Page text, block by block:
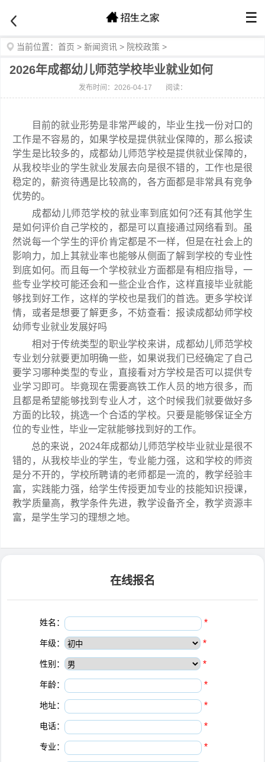
☰
当前位置： 首页 > 新闻资讯 > 院校政策 >
2026年成都幼儿师范学校毕业就业如何
发布时间：2026-04-17 阅读：
目前的就业形势是非常严峻的，毕业生找一份对口的
工作是不容易的，如果学校是提供就业保障的，那么报读
学生是比较多的，成都幼儿师范学校是提供就业保障的，
从我校毕业的学生就业发展去向是很不错的，工作也是很
稳定的，薪资待遇是比较高的，各方面都是非常具有竞争
优势的。
成都幼儿师范学校的就业率到底如何?还有其他学生
是如何评价自己学校的，都是可以直接通过网络看到。虽
然说每一个学生的评价肯定都是不一样，但是在社会上的
影响力，加上其就业率也能够从侧面了解到学校的专业性
到底如何。而且每一个学校就业方面都是有相应指导，一
些专业学校可能还会和一些企业合作，这样直接毕业就能
够找到好工作，这样的学校也是我们的首选。更多学校详
情，或者是想要了解更多，不妨查看：报读成都幼师学校
幼师专业就业发展好吗
相对于传统类型的职业学校来讲，成都幼儿师范学校
专业划分就要更加明确一些，如果说我们已经确定了自己
要学习哪种类型的专业，直接看对方学校是否可以提供专
业学习即可。毕竟现在需要高铁工作人员的地方很多，而
且都是希望能够找到专业人才，这个时候我们就要做好多
方面的比较，挑选一个合适的学校。只要是能够保证全方
位的专业性，毕业一定就能够找到好的工作。
总的来说，2024年成都幼儿师范学校毕业就业是很不
错的，从我校毕业的学生，专业能力强，这和学校的师资
是分不开的，学校所聘请的老师都是一流的，教学经验丰
富，实践能力强，给学生传授更加专业的技能知识授课，
教学质量高，教学条件先进，教学设备齐全，教学资源丰
富，是学生学习的理想之地。
在线报名
姓名： *
年级： *
性别： *
年龄： *
地址： *
电话： *
专业： *